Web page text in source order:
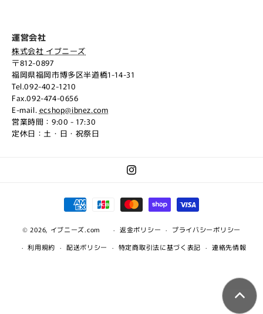
運営会社
株式会社 イブニーズ
〒812-0897
福岡県福岡市博多区半道橋1-14-31
Tel.092-402-1210
Fax.092-474-0656
E-mail. ecshop@ibnez.com
営業時間：9:00 - 17:30
定休日：土・日・祝祭日
Instagram
決
済
方
法
© 2026, イブニーズ.com 返金ポリシー
プライバシーポリシー
利用規約
配送ポリシー 特定商取引法に基づく表記 連絡先情報